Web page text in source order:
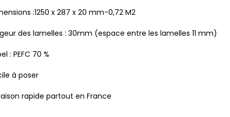
:1250 x 287 x 20 mm-0,72 M2
des lamelles : 30mm (espace entre les lamelles 11 mm)
: PEFC 70 %
à poser
rapide partout en France